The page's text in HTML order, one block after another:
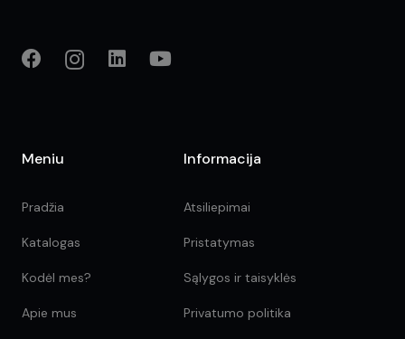
Meniu
Pradžia
Katalogas
Kodėl mes?
Apie mus
Informacija
Atsiliepimai
Pristatymas
Sąlygos ir taisyklės
Privatumo politika